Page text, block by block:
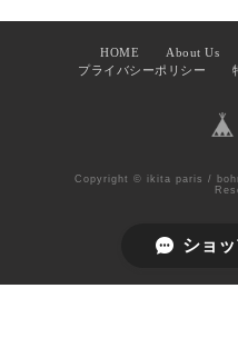
HOME About Us
プライバシーポリシー
Copyright © ikita paris /
ショ